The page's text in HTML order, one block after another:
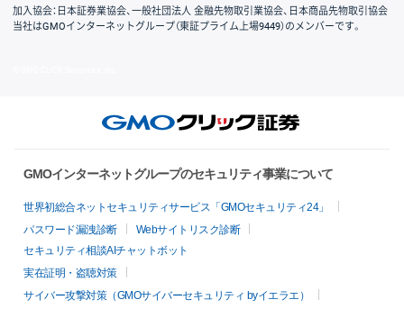
加入協会：日本証券業協会、一般社団法人 金融先物取引業協会、日本商品先物取引協会
当社はGMOインターネットグループ（東証プライム上場9449）のメンバーです。
GMOインターネットグループのセキュリティ事業について
世界初総合ネットセキュリティサービス「GMOセキュリティ24」
パスワード漏洩診断
Webサイトリスク診断
セキュリティ相談AIチャットボット
実在証明・盗聴対策
サイバー攻撃対策（GMOサイバーセキュリティ byイエラエ）